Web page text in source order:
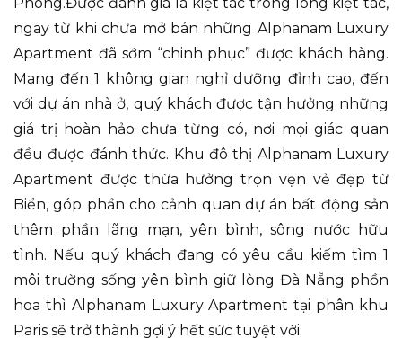
ngay từ khi chưa mở bán những Alphanam Luxury
Apartment đã sớm “chinh phục” được khách hàng.
Mang đến 1 không gian nghỉ dưỡng đỉnh cao, đến
với dự án nhà ở, quý khách được tận hưởng những
giá trị hoàn hảo chưa từng có, nơi mọi giác quan
đều được đánh thức. Khu đô thị Alphanam Luxury
Apartment được thừa hưởng trọn vẹn vẻ đẹp từ
Biển, góp phần cho cảnh quan dự án bất động sản
thêm phần lãng mạn, yên bình, sông nước hữu
tình. Nếu quý khách đang có yêu cầu kiếm tìm 1
môi trường sống yên bình giữ lòng Đà Nẵng phồn
hoa thì Alphanam Luxury Apartment tại phân khu
Paris sẽ trở thành gợi ý hết sức tuyệt vời.